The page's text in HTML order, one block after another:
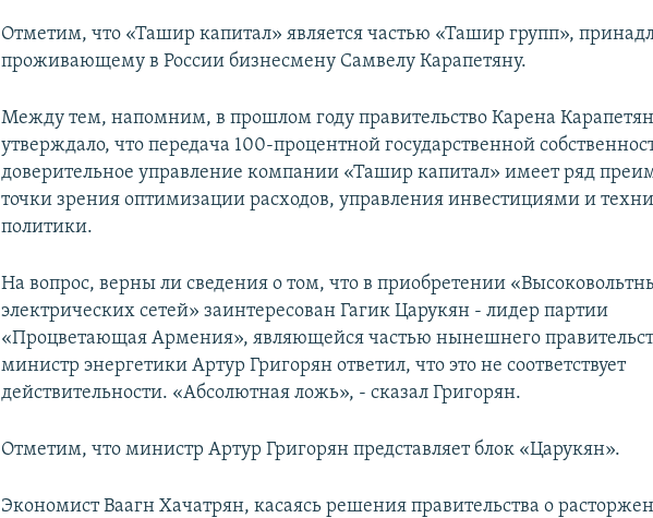
Отметим, что «Ташир капитал» является частью «Ташир групп»,
проживающему в России бизнесмену Самвелу Карапетяну.
Между тем, напомним, в прошлом году правительство Карена
утверждало, что передача 100-процентной государственной
доверительное управление компании «Ташир капитал» имеет ряд
точки зрения оптимизации расходов, управления инвестициями и
политики.
На вопрос, верны ли сведения о том, что в приобретении
электрических сетей» заинтересован Гагик Царукян - лидер партии
«Процветающая Армения», являющейся частью нынешнего
министр энергетики Артур Григорян ответил, что это не соответствует
действительности. «Абсолютная ложь», - сказал Григорян.
Отметим, что министр Артур Григорян представляет блок «Царукян».
Экономист Ваагн Хачатрян, касаясь решения правительства о